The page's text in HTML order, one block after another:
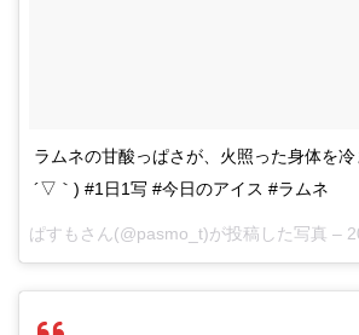
ラムネの甘酸っぱさが、火照った身体を
´▽｀) #1日1写 #今日のアイス #ラムネ
ぱすもさん(@pasmo_t)が投稿した写真 –